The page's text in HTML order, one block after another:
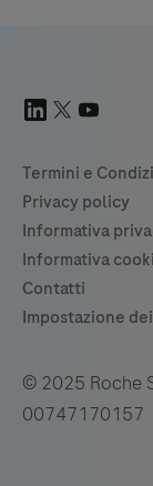
© 2025 Roche
00747170157